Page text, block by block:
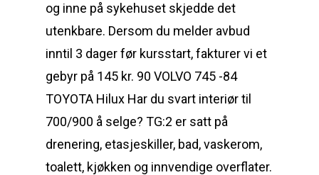
og inne på sykehuset skjedde det
utenkbare. Dersom du melder avbud
inntil 3 dager før kursstart, fakturer vi et
gebyr på 145 kr. 90 VOLVO 745 -84
TOYOTA Hilux Har du svart interiør til
700/900 å selge? TG:2 er satt på
drenering, etasjeskiller, bad, vaskerom,
toalett, kjøkken og innvendige overflater.